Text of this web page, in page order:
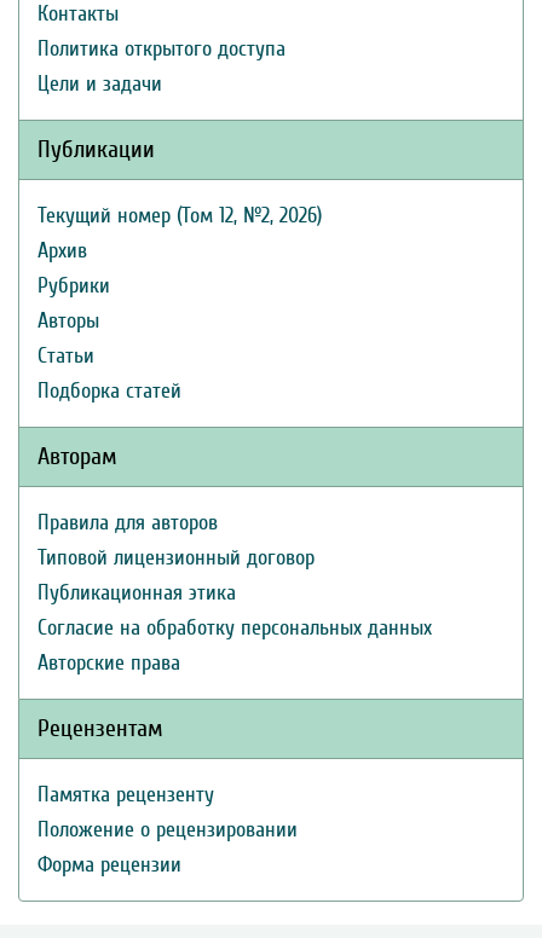
Контакты
Политика открытого доступа
Цели и задачи
Публикации
Текущий номер (Том 12, №2, 2026)
Архив
Рубрики
Авторы
Статьи
Подборка статей
Авторам
Правила для авторов
Типовой лицензионный договор
Публикационная этика
Согласие на обработку персональных данных
Авторские права
Рецензентам
Памятка рецензенту
Положение о рецензировании
Форма рецензии